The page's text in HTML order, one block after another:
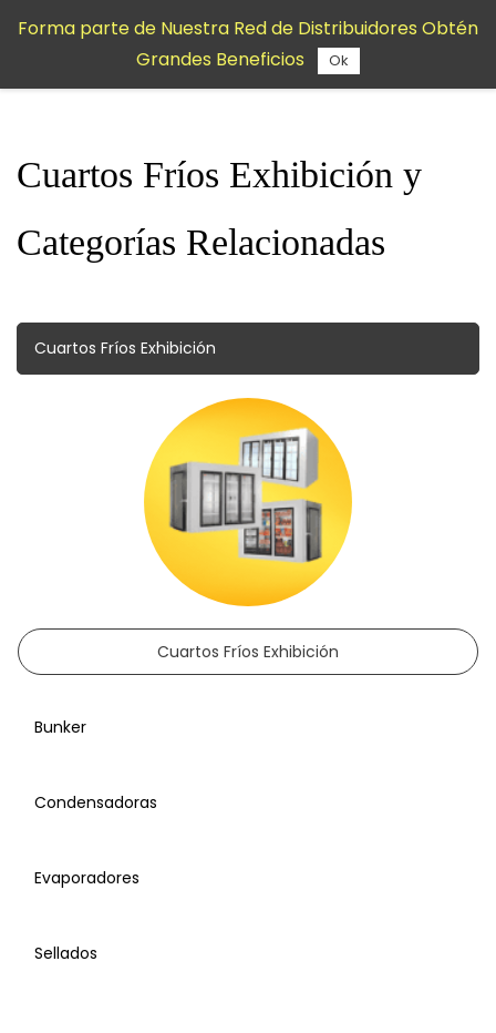
contenido
Cuartos Fríos Exhibición y
Categorías Relacionadas
Cuartos Fríos Exhibición
Cuartos Fríos Exhibición
Bunker
Condensadoras
Evaporadores
Sellados
Forma parte de Nuestra Red de Distribuidores Obtén
Grandes Beneficios
Ok